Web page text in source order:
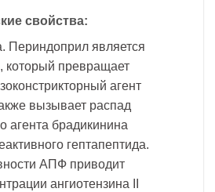
свойства:
Периндоприл является
который превращает
агент
вызывает распад
агента брадикинина
гептапептида.
АПФ приводит
ангиотензина II